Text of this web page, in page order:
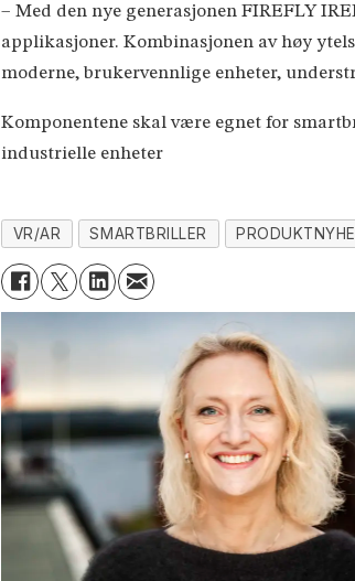
– Med den nye generasjonen FIREFLY
applikasjoner. Kombinasjonen av høy
moderne, brukervennlige enheter,
Komponentene skal være egnet for
industrielle enheter
VR/AR SMARTBRILLER